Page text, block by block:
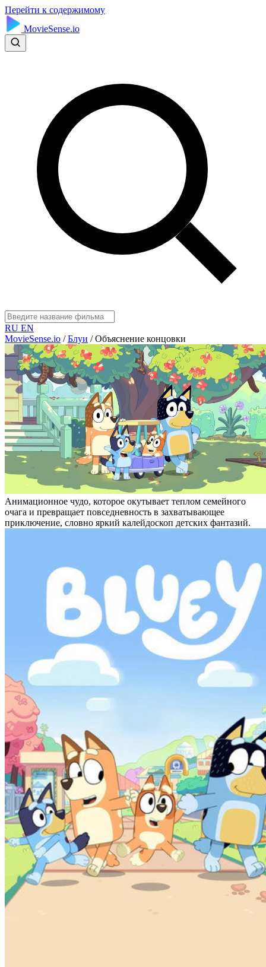
Перейти к содержимому
MovieSense.io
RU EN
MovieSense.io / Блуи / Объяснение концовки
Анимационное чудо, которое окутывает теплом семейного
очага и превращает повседневность в захватывающее
приключение, словно яркий калейдоскоп детских фантазий.